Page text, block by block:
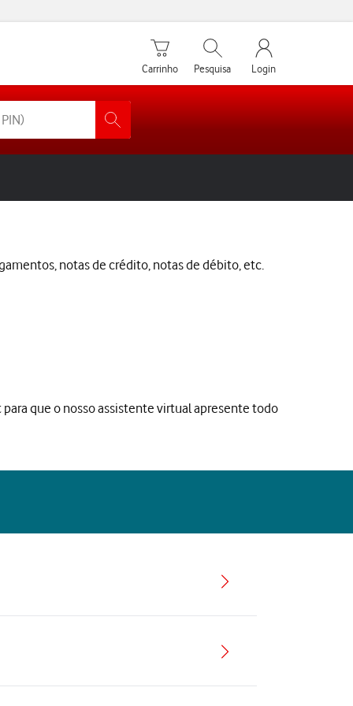
Carrinho de compras
Carrinho
Pesquisar
Pesquisa
My Vodafone
Login
notas de crédito, notas de débito, etc.
para que o nosso assistente virtual apresente todo